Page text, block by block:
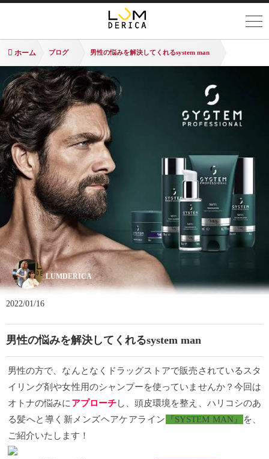
ホーム ブログ 男性の悩みを解決してくれるsystem man
LUMDERICA
2022/01/16
男性の悩みを解決してくれるsystem man
男性の方で、なんとなくドラッグストアで販売されているスタ
イリング剤や女性用のシャンプーを使っていませんか？今回は
オトナの悩みに アプローチし、頭皮環境を整え、ハリコシのあ
る髪へと導く新メンズヘアケアライン
『SYSTEM MAN 』
を、
ご紹介いたします！